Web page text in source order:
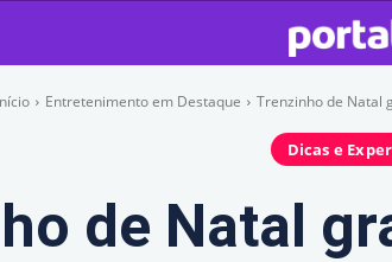
Entretenimento em Destaque Trenzinho de Natal
Dicas e
de Natal